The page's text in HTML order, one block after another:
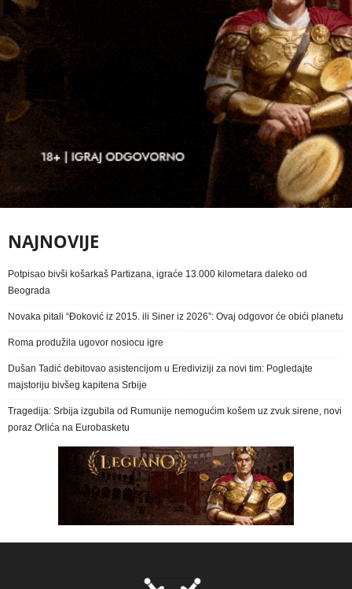
NAJNOVIJE
Potpisao bivši košarkaš Partizana, igraće 13.000 kilometara daleko od
Beograda
Novaka pitali “Đoković iz 2015. ili Siner iz 2026”: Ovaj odgovor će obići planetu
Roma produžila ugovor nosiocu igre
Dušan Tadić debitovao asistencijom u Erediviziji za novi tim: Pogledajte
majstoriju bivšeg kapitena Srbije
Tragedija: Srbija izgubila od Rumunije nemogućim košem uz zvuk sirene, novi
poraz Orlića na Eurobasketu